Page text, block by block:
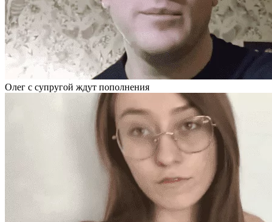
Олег с супругой ждут пополнения